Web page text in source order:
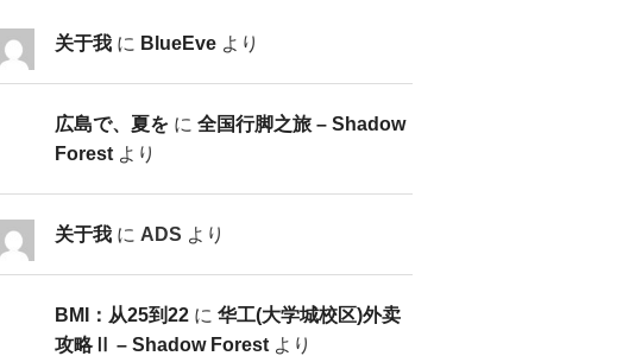
关于我 に BlueEve より
広島で、夏を に全国行脚之旅 – Shadow
Forest より
关于我 に ADS より
BMI：从25到22 に华工(大学城校区)外卖
攻略Ⅱ – Shadow Forest より